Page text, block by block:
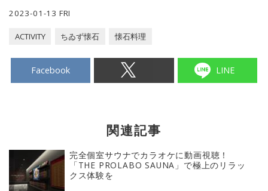
2023-01-13 FRI
ACTIVITY ちゐず懐石 懐石料理
Facebook LINE
関連記事
完全個室サウナでカラオケに動画視聴！
「THE PROLABO SAUNA」で極上のリラッ
クス体験を